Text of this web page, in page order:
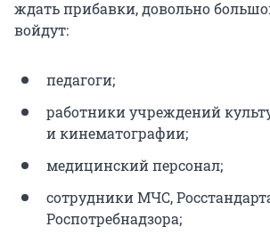
ждать прибавки, довольно
войдут:
педагоги;
работники учреждений
и кинематографии;
медицинский персонал;
сотрудники МЧС,
Роспотребнадзора;